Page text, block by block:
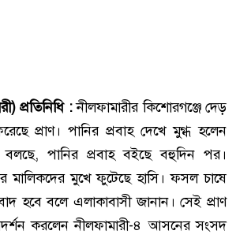
প্রতিনিধি :নীলফামারীর কিশোরগঞ্জে দেড়
প্রাণ। পানির প্রবাহ দেখে মুগ্ধ হলেন
বলছে, পানির প্রবাহ বইছে বহুদিন পর।
মালিকদের মুখে ফুটেছে হাসি। ফসল চাষে
হবে বলে এলাকাবাসী জানান। সেই প্রাণ
করলেন নীলফামারী-৪ আসনের সংসদ